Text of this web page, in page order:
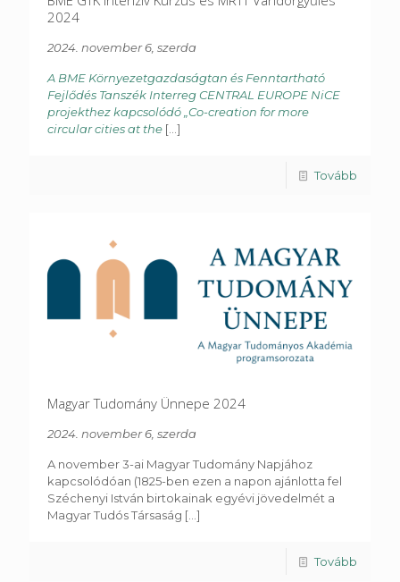
2024
2024. november 6, szerda
A BME Környezetgazdaságtan és Fenntartható
Fejlődés Tanszék Interreg CENTRAL EUROPE NiCE
projekthez kapcsolódó „Co-creation for more
circular cities at the [...]
Tovább
Magyar Tudomány Ünnepe 2024
2024. november 6, szerda
A november 3-ai Magyar Tudomány Napjához
kapcsolódóan (1825-ben ezen a napon ajánlotta fel
Széchenyi István birtokainak egyévi jövedelmét a
Magyar Tudós Társaság [...]
Tovább